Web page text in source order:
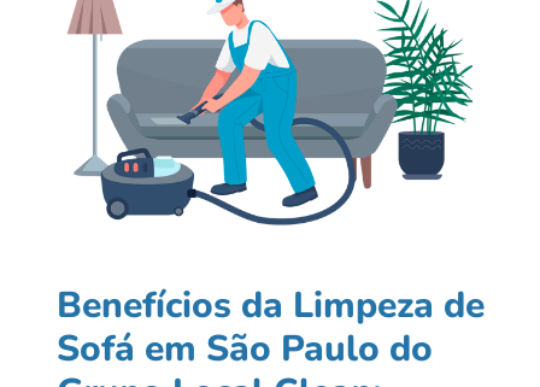
Benefícios da Limpeza de
Sofá em São Paulo do